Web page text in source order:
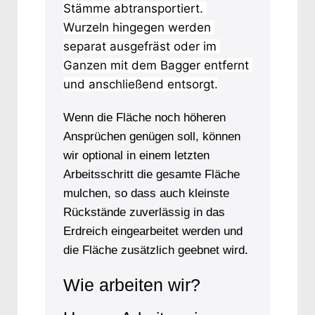
Stämme abtransportiert.
Wurzeln hingegen werden
separat ausgefräst oder im
Ganzen mit dem Bagger entfernt
und anschließend entsorgt.
Wenn die Fläche noch höheren
Ansprüchen genügen soll, können
wir optional in einem letzten
Arbeitsschritt die gesamte Fläche
mulchen, so dass auch kleinste
Rückstände zuverlässig in das
Erdreich eingearbeitet werden und
die Fläche zusätzlich geebnet wird.
Wie arbeiten wir?